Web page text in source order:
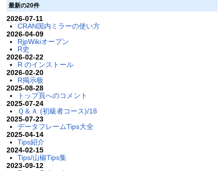
最新の20件
2026-07-11
CRAN国内ミラーの使い方
2026-04-09
RjpWikiオープン
R史
2026-02-22
R のインストール
2026-02-20
R掲示板
2025-08-28
トップ頁へのコメント
2025-07-24
Ｑ＆Ａ (初級者コース)/18
2025-07-23
データフレームTips大全
2025-04-14
Tips紹介
2024-02-15
Tips/山椒Tips集
2023-09-12